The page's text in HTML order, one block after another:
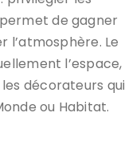
de gagner
l’atmosphère. Le
l’espace,
décorateurs qui
ou Habitat.